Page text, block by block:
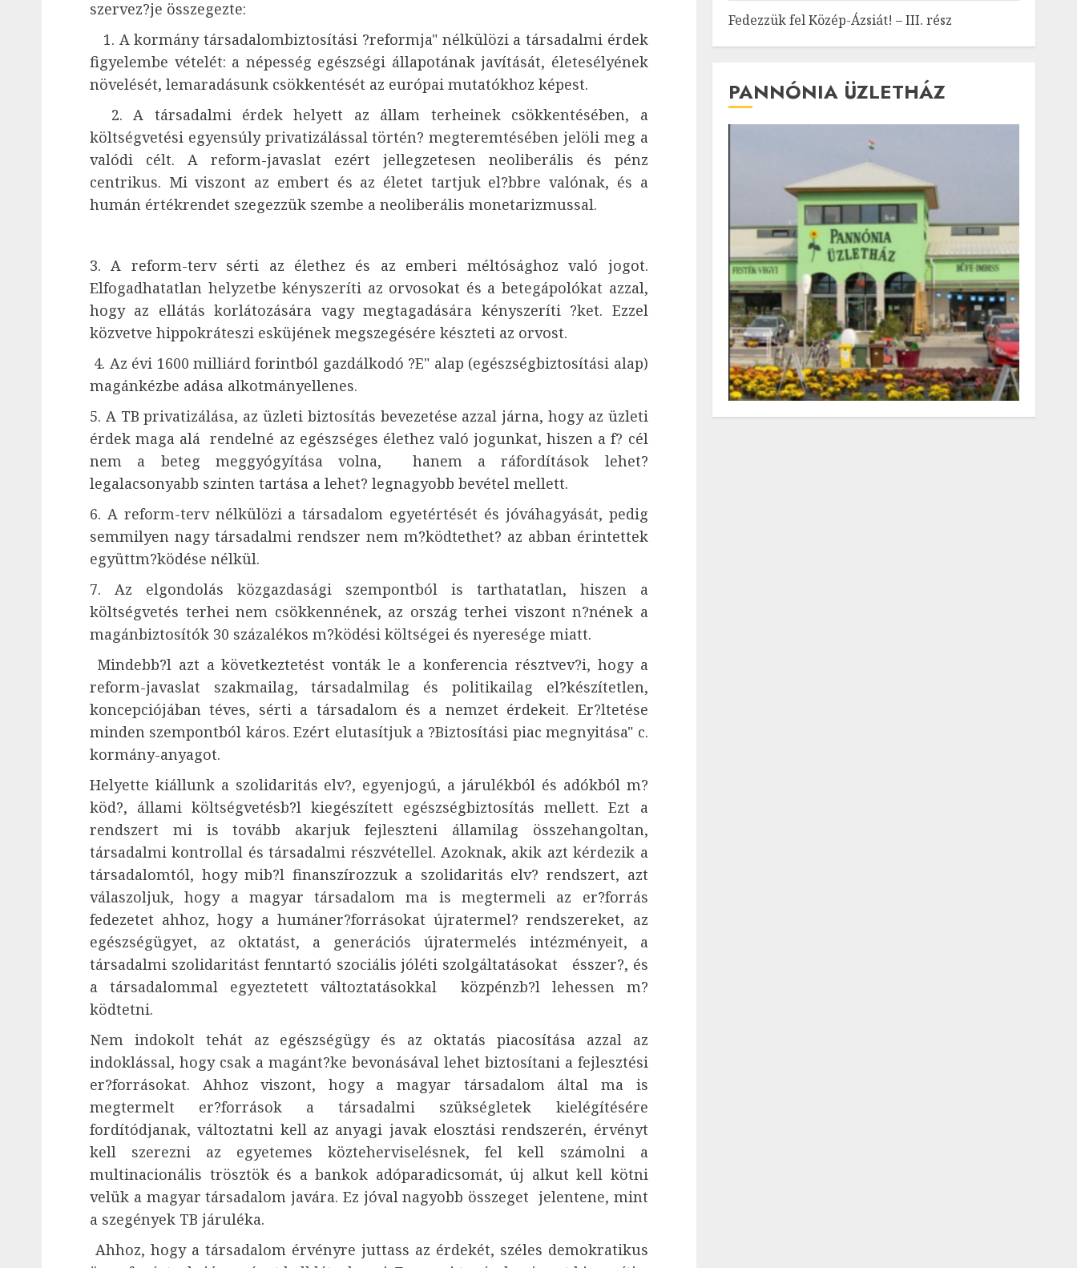
szervez?je összegezte:
1. A kormány társadalombiztosítási ?reformja" nélkülözi a társadalmi érdek
figyelembe vételét: a népesség egészségi állapotának javítását, életesélyének
növelését, lemaradásunk csökkentését az európai mutatókhoz képest.
2. A társadalmi érdek helyett az állam terheinek csökkentésében, a
költségvetési egyensúly privatizálással történ? megteremtésében jelöli meg a
valódi célt. A reform-javaslat ezért jellegzetesen neoliberális és pénz
centrikus. Mi viszont az embert és az életet tartjuk el?bbre valónak, és a
humán értékrendet szegezzük szembe a neoliberális monetarizmussal.
3. A reform-terv sérti az élethez és az emberi méltósághoz való jogot.
Elfogadhatatlan helyzetbe kényszeríti az orvosokat és a betegápolókat azzal,
hogy az ellátás korlátozására vagy megtagadására kényszeríti ?ket. Ezzel
közvetve hippokráteszi esküjének megszegésére készteti az orvost.
4. Az évi 1600 milliárd forintból gazdálkodó ?E" alap (egészségbiztosítási alap)
magánkézbe adása alkotmányellenes.
5. A TB privatizálása, az üzleti biztosítás bevezetése azzal járna, hogy az üzleti
érdek maga alá rendelné az egészséges élethez való jogunkat, hiszen a f? cél
nem a beteg meggyógyítása volna, hanem a ráfordítások lehet?
legalacsonyabb szinten tartása a lehet? legnagyobb bevétel mellett.
6. A reform-terv nélkülözi a társadalom egyetértését és jóváhagyását, pedig
semmilyen nagy társadalmi rendszer nem m?ködtethet? az abban érintettek
együttm?ködése nélkül.
7. Az elgondolás közgazdasági szempontból is tarthatatlan, hiszen a
költségvetés terhei nem csökkennének, az ország terhei viszont n?nének a
magánbiztosítók 30 százalékos m?ködési költségei és nyeresége miatt.
Mindebb?l azt a következtetést vonták le a konferencia résztvev?i, hogy a
reform-javaslat szakmailag, társadalmilag és politikailag el?készítetlen,
koncepciójában téves, sérti a társadalom és a nemzet érdekeit. Er?ltetése
minden szempontból káros. Ezért elutasítjuk a ?Biztosítási piac megnyitása" c.
kormány-anyagot.
Helyette kiállunk a szolidaritás elv?, egyenjogú, a járulékból és adókból m?
köd?, állami költségvetésb?l kiegészített egészségbiztosítás mellett. Ezt a
rendszert mi is tovább akarjuk fejleszteni államilag összehangoltan,
társadalmi kontrollal és társadalmi részvétellel. Azoknak, akik azt kérdezik a
társadalomtól, hogy mib?l finanszírozzuk a szolidaritás elv? rendszert, azt
válaszoljuk, hogy a magyar társadalom ma is megtermeli az er?forrás
fedezetet ahhoz, hogy a humáner?forrásokat újratermel? rendszereket, az
egészségügyet, az oktatást, a generációs újratermelés intézményeit, a
társadalmi szolidaritást fenntartó szociális jóléti szolgáltatásokat ­ ésszer?, és
a társadalommal egyeztetett változtatásokkal ­ közpénzb?l lehessen m?
ködtetni.
Nem indokolt tehát az egészségügy és az oktatás piacosítása azzal az
indoklással, hogy csak a magánt?ke bevonásával lehet biztosítani a fejlesztési
er?forrásokat. Ahhoz viszont, hogy a magyar társadalom által ma is
megtermelt er?források a társadalmi szükségletek kielégítésére
fordítódjanak, változtatni kell az anyagi javak elosztási rendszerén, érvényt
kell szerezni az egyetemes közteherviselésnek, fel kell számolni a
multinacionális trösztök és a bankok adóparadicsomát, új alkut kell kötni
velük a magyar társadalom javára. Ez jóval nagyobb összeget jelentene, mint
a szegények TB járuléka.
Ahhoz, hogy a társadalom érvényre juttass az érdekét, széles demokratikus
Fedezzük fel Közép-Ázsiát! – III. rész
PANNÓNIA ÜZLETHÁZ